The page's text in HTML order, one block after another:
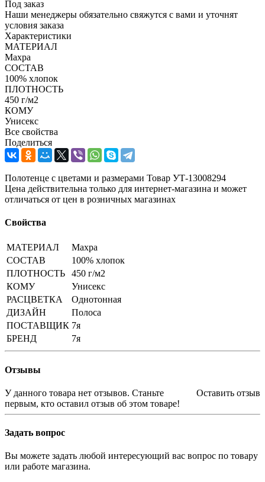
Под заказ
Наши менеджеры обязательно свяжутся с вами и уточнят
условия заказа
Характеристики
МАТЕРИАЛ
Махра
СОСТАВ
100% хлопок
ПЛОТНОСТЬ
450 г/м2
КОМУ
Унисекс
Все свойства
Поделиться
Полотенце с цветами и размерами Товар УТ-13008294
Цена действительна только для интернет-магазина и может
отличаться от цен в розничных магазинах
Свойства
МАТЕРИАЛ
Махра
СОСТАВ
100% хлопок
ПЛОТНОСТЬ
450 г/м2
КОМУ
Унисекс
РАСЦВЕТКА
Однотонная
ДИЗАЙН
Полоса
ПОСТАВЩИК 7я
БРЕНД
7я
Отзывы
Оставить отзыв
У данного товара нет отзывов. Станьте
первым, кто оставил отзыв об этом товаре!
Задать вопрос
Вы можете задать любой интересующий вас вопрос по товару
или работе магазина.